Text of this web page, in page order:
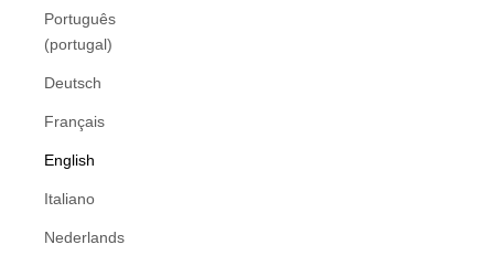
Português
(portugal)
Deutsch
Français
English
Italiano
Nederlands